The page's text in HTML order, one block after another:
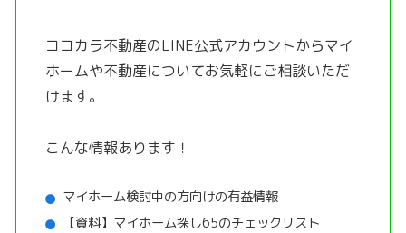
ココカラ不動産のLINE公式アカウントからマイ
ホームや不動産についてお気軽にご相談いただ
けます。
こんな情報あります！
マイホーム検討中の方向けの有益情報
【資料】マイホーム探し65のチェックリスト